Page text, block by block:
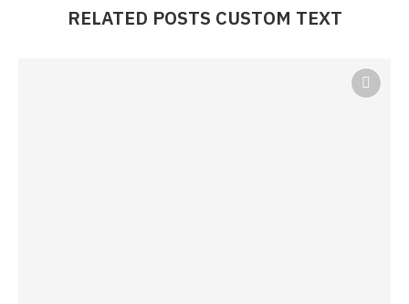
RELATED POSTS CUSTOM TEXT